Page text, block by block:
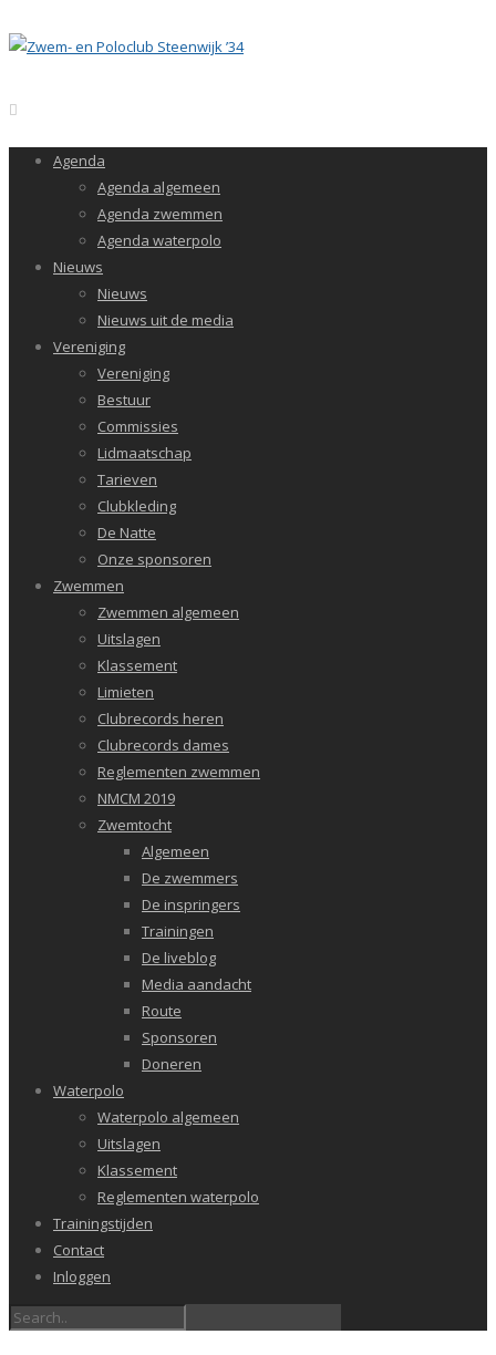
Agenda
Agenda algemeen
Agenda zwemmen
Agenda waterpolo
Nieuws
Nieuws
Nieuws uit de media
Vereniging
Vereniging
Bestuur
Commissies
Lidmaatschap
Tarieven
Clubkleding
De Natte
Onze sponsoren
Zwemmen
Zwemmen algemeen
Uitslagen
Klassement
Limieten
Clubrecords heren
Clubrecords dames
Reglementen zwemmen
NMCM 2019
Zwemtocht
Algemeen
De zwemmers
De inspringers
Trainingen
De liveblog
Media aandacht
Route
Sponsoren
Doneren
Waterpolo
Waterpolo algemeen
Uitslagen
Klassement
Reglementen waterpolo
Trainingstijden
Contact
Inloggen